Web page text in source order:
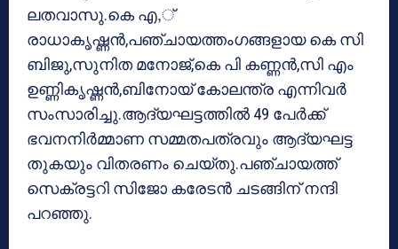
ലതവാസു.കെ എ,്
രാധാകൃഷ്ണന്‍,പഞ്ചായത്തംഗങ്ങളായ കെ സി
ബിജു,സുനിത മനോജ്,കെ പി കണ്ണന്‍,സി എം
ഉണ്ണികൃഷ്ണന്‍,ബിനോയ് കോലന്ത്ര എന്നിവര്‍
സംസാരിച്ചു.ആദ്യഘട്ടത്തില്‍ 49 പേര്‍ക്ക്
ഭവനനിര്‍മ്മാണ സമ്മതപത്രവും ആദ്യഘട്ട
തുകയും വിതരണം ചെയ്തു.പഞ്ചായത്ത്
സെക്രട്ടറി സിജോ കരേടന്‍ ചടങ്ങിന് നന്ദി
പറഞ്ഞു.